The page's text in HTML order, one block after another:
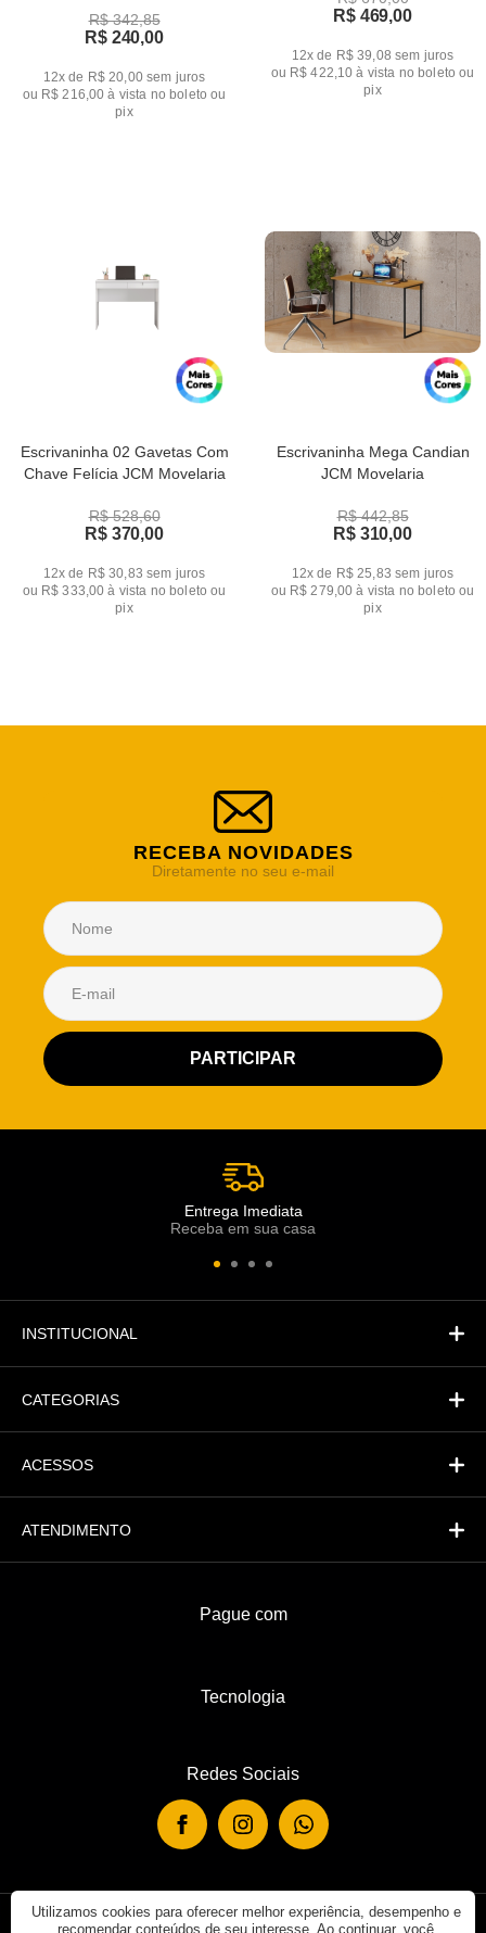
R$ 342,85
R$ 240,00
12x de R$ 20,00 sem juros
ou R$ 216,00 à vista no boleto ou
pix
R$ 469,00
12x de R$ 39,08 sem juros
ou R$ 422,10 à vista no boleto ou
pix
Escrivaninha 02 Gavetas Com
Chave Felícia JCM Movelaria
R$ 528,60
R$ 370,00
12x de R$ 30,83 sem juros
ou R$ 333,00 à vista no boleto ou
pix
Escrivaninha Mega Candian
JCM Movelaria
R$ 442,85
R$ 310,00
12x de R$ 25,83 sem juros
ou R$ 279,00 à vista no boleto ou
pix
RECEBA NOVIDADES
Diretamente no seu e-mail
Entrega Imediata
Receba em sua casa
INSTITUCIONAL
CATEGORIAS
ACESSOS
ATENDIMENTO
Pague com
Tecnologia
Redes Sociais
Atendimento Rei de Casa
Utilizamos cookies para oferecer melhor experiência, desempenho e
recomendar conteúdos de seu interesse. Ao continuar, você